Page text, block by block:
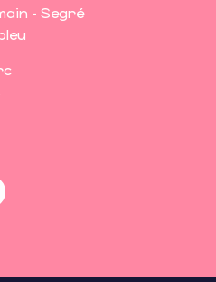
- Segré